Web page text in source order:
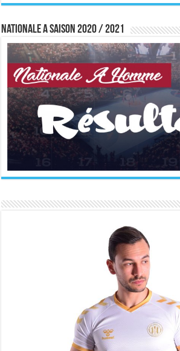
Nationale A saison 2020 / 2021